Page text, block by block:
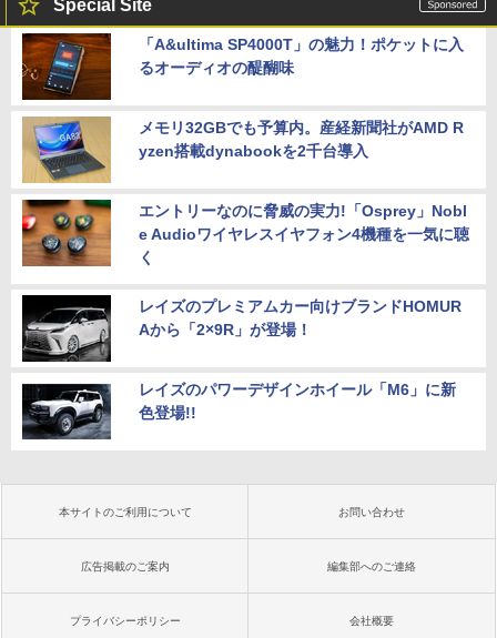
Special Site
「A&ultima SP4000T」の魅力！ポケットに入
るオーディオの醍醐味
メモリ32GBでも予算内。産経新聞社がAMD R
yzen搭載dynabookを2千台導入
エントリーなのに脅威の実力!「Osprey」Nobl
e Audioワイヤレスイヤフォン4機種を一気に聴
く
レイズのプレミアムカー向けブランドHOMUR
Aから「2×9R」が登場！
レイズのパワーデザインホイール「M6」に新
色登場!!
本サイトのご利用について お問い合わせ
広告掲載のご案内 編集部へのご連絡
プライバシーポリシー 会社概要